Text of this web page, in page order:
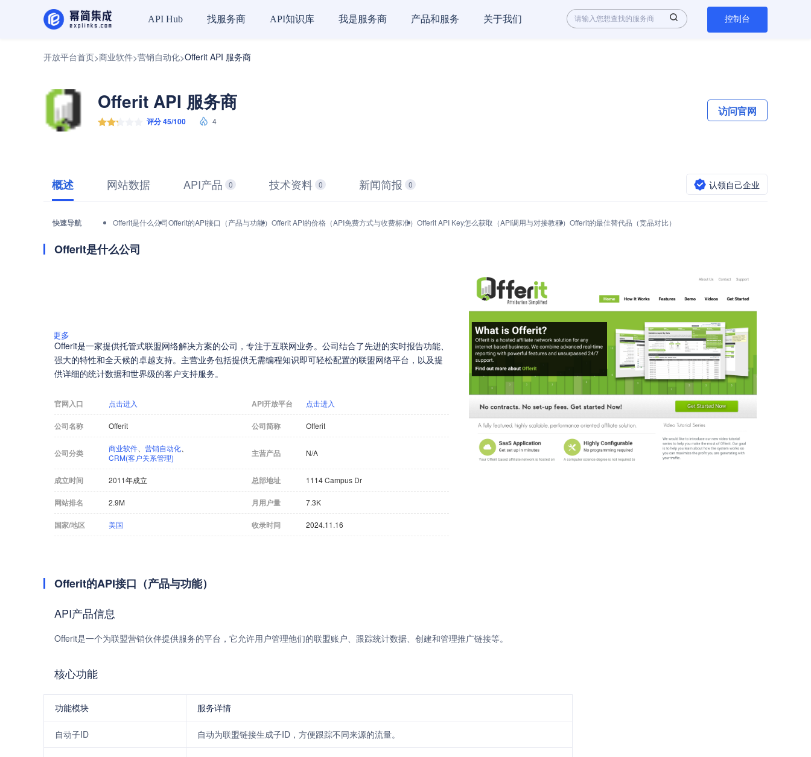
API Hub 找服务商 API知识库 我是服务商 产品和服务 关于我们 控制台
开放平台首页>商业软件>营销自动化>Offerit API 服务商
Offerit API 服务商
评分 45/100 4
访问官网
概述 网站数据 API产品 0 技术资料 0 新闻简报 0 认领自己企业
快速导航 Offerit是什么公司Offerit的API接口（产品与功能） Offerit API的价格（API免费方式与收费标准） Offerit API Key怎么获取（API调用与对接教程） Offerit的最佳替代品（竞品对比）
Offerit是什么公司
更多
Offerit是一家提供托管式联盟网络解决方案的公司，专注于互联网业务。公司结合了先进的实时报告功能、
强大的特性和全天候的卓越支持。主营业务包括提供无需编程知识即可轻松配置的联盟网络平台，以及提
供详细的统计数据和世界级的客户支持服务。
官网入口 点击进入 API开放平台 点击进入
公司名称 Offerit 公司简称 Offerit
公司分类 商业软件 营销自动化
CRM(客户关系管理)
主营产品 N/A
成立时间 2011年成立 总部地址 1114 Campus Dr
网站排名 2.9M 月用户量 7.3K
国家/地区 美国 收录时间 2024.11.16
Offerit的API接口（产品与功能）
API产品信息
Offerit是一个为联盟营销伙伴提供服务的平台，它允许用户管理他们的联盟账户、跟踪统计数据、创建和管理推广链接等。
核心功能
功能模块 服务详情
自动子ID 自动为联盟链接生成子ID，方便跟踪不同来源的流量。